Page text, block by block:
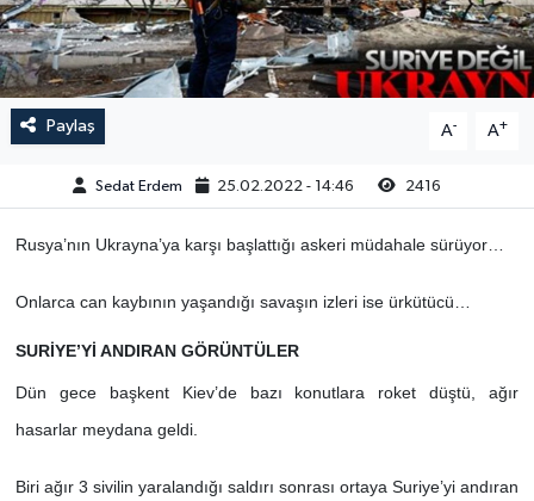
Paylaş A- A+
Sedat Erdem 25.02.2022 - 14:46 2416
Rusya’nın Ukrayna’ya karşı başlattığı askeri müdahale sürüyor…
Onlarca can kaybının yaşandığı savaşın izleri ise ürkütücü…
SURİYE’Yİ ANDIRAN GÖRÜNTÜLER
Dün gece başkent Kiev’de bazı konutlara roket düştü, ağır
hasarlar meydana geldi.
Biri ağır 3 sivilin yaralandığı saldırı sonrası ortaya Suriye’yi andıran